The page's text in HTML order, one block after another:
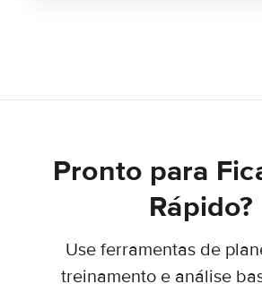
Pronto para
Rápido?
Use ferramentas de
treinamento e análise